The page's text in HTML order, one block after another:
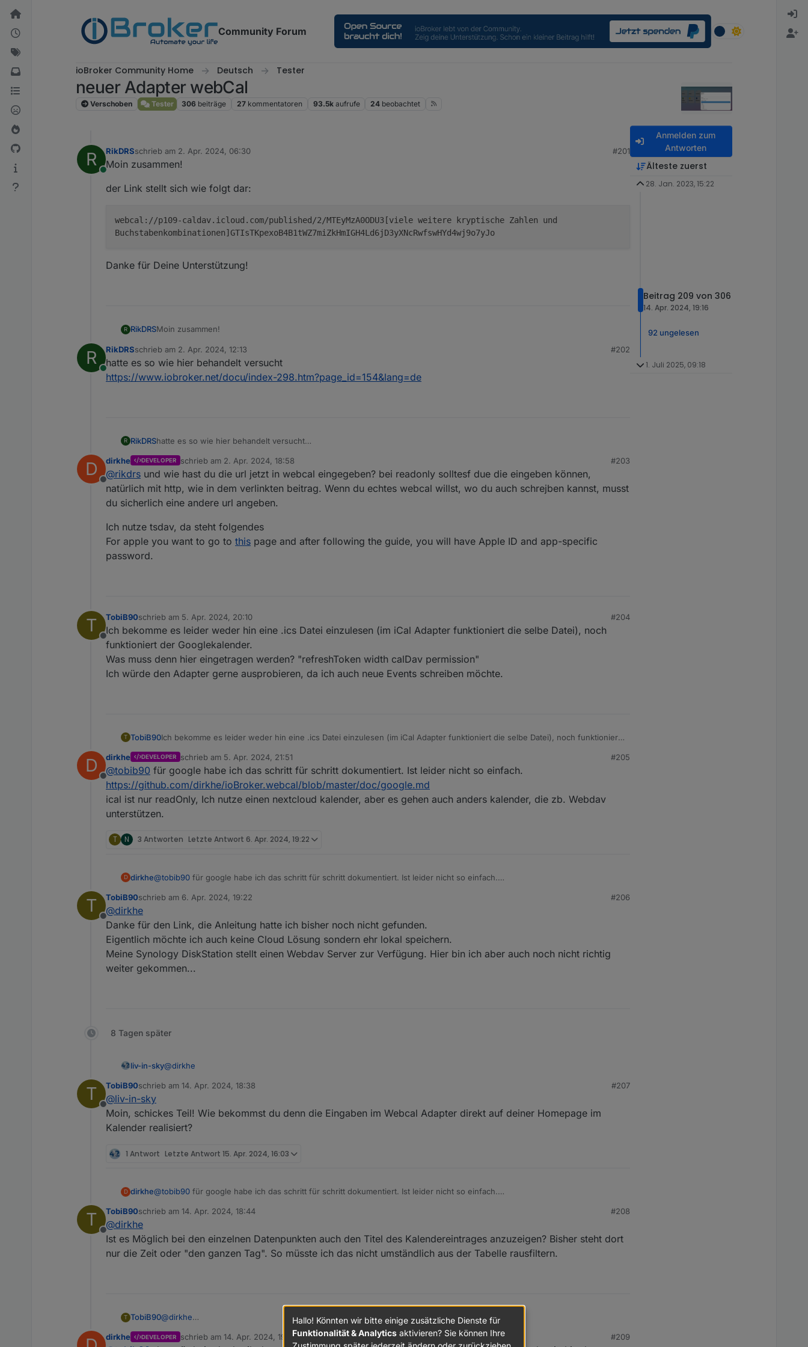
Weiter zum Inhalt
Community Forum
ioBroker Community Home Deutsch Tester
neuer Adapter webCal
Verschoben Tester 306 beiträge 27 kommentatoren 93.5k aufrufe 24 beobachtet
R
Online
RikDRSschrieb am 2. Apr. 2024, 06:30
zuletzt editiert von
#201
Moin zusammen!
der Link stellt sich wie folgt dar:
webcal://p109-caldav.icloud.com/published/2/MTEyMzA0ODU3[viele weitere kryptische Zahlen und
Buchstabenkombinationen]GTIsTKpexoB4B1tWZ7miZkHmIGH4Ld6jD3yXNcRwfswHYd4wj9o7yJo
Danke für Deine Unterstützung!
R RikDRSMoin zusammen!
der Link stellt sich wie folgt dar:
R
Online
RikDRSschrieb am 2. Apr. 2024, 12:13
zuletzt editiert von
#202
hatte es so wie hier behandelt versucht
https://www.iobroker.net/docu/index-298.htm?page_id=154&lang=de
R RikDRShatte es so wie hier behandelt versucht
D
Offline
dirkhe DEVELOPER schrieb am 2. Apr. 2024, 18:58
zuletzt editiert von
#203
@rikdrs und wie hast du die url jetzt in webcal eingegeben? bei readonly solltesf due die eingeben können,
natürlich mit http, wie in dem verlinkten beitrag. Wenn du echtes webcal willst, wo du auch schrejben kannst, musst
du sicherlich eine andere url angeben.
Ich nutze tsdav, da steht folgendes
For apple you want to go to this page and after following the guide, you will have Apple ID and app-specific
password.
T
Offline
TobiB90schrieb am 5. Apr. 2024, 20:10
zuletzt editiert von
#204
Ich bekomme es leider weder hin eine .ics Datei einzulesen (im iCal Adapter funktioniert die selbe Datei), noch
funktioniert der Googlekalender.
Was muss denn hier eingetragen werden? "refreshToken width calDav permission"
Ich würde den Adapter gerne ausprobieren, da ich auch neue Events schreiben möchte.
T TobiB90Ich bekomme es leider weder hin eine .ics Datei einzulesen (im iCal Adapter funktioniert die selbe Datei), noch funktioniert
Was muss denn hier eingetragen werden? "refreshToken width calDav permission"
Ich würde den Adapter gerne ausprobieren, da ich auch neue Events schreiben möchte.
D
Offline
dirkhe DEVELOPER schrieb am 5. Apr. 2024, 21:51
zuletzt editiert von
#205
@tobib90 für google habe ich das schritt für schritt dokumentiert. Ist leider nicht so einfach.
https://github.com/dirkhe/ioBroker.webcal/blob/master/doc/google.md
ical ist nur readOnly, Ich nutze einen nextcloud kalender, aber es gehen auch anders kalender, die zb. Webdav
unterstützen.
T N 3 Antworten Letzte Antwort 6. Apr. 2024, 19:22
D dirkhe@tobib90 für google habe ich das schritt für schritt dokumentiert. Ist leider nicht so einfach.
ical ist nur readOnly, Ich nutze einen nextcloud kalender, aber es gehen auch anders kalender, die zb. Webdav unterstützen.
T
Offline
TobiB90schrieb am 6. Apr. 2024, 19:22
zuletzt editiert von
#206
@dirkhe
Danke für den Link, die Anleitung hatte ich bisher noch nicht gefunden.
Eigentlich möchte ich auch keine Cloud Lösung sondern ehr lokal speichern.
Meine Synology DiskStation stellt einen Webdav Server zur Verfügung. Hier bin ich aber auch noch nicht richtig
weiter gekommen...
8 Tagen später
liv-in-sky@dirkhe
wollte mich nochmalbedanken
einträgen
T
Offline
TobiB90schrieb am 14. Apr. 2024, 18:38
zuletzt editiert von
#207
@liv-in-sky
Moin, schickes Teil! Wie bekommst du denn die Eingaben im Webcal Adapter direkt auf deiner Homepage im
Kalender realisiert?
1 Antwort Letzte Antwort 15. Apr. 2024, 16:03
D dirkhe@tobib90 für google habe ich das schritt für schritt dokumentiert. Ist leider nicht so einfach.
ical ist nur readOnly, Ich nutze einen nextcloud kalender, aber es gehen auch anders kalender, die zb. Webdav unterstützen.
T
Offline
TobiB90schrieb am 14. Apr. 2024, 18:44
zuletzt editiert von
#208
@dirkhe
Ist es Möglich bei den einzelnen Datenpunkten auch den Titel des Kalendereintrages anzuzeigen? Bisher steht dort
nur die Zeit oder "den ganzen Tag". So müsste ich das nicht umständlich aus der Tabelle rausfiltern.
T TobiB90@dirkhe
Ist es Möglich bei den einzelnen Datenpunkten auch den Titel des Kalendereintrages anzuzeigen? Bisher steht dort nur die
Zeit oder "den ganzen Tag". So müsste ich das nicht umständlich aus der Tabelle rausfiltern.
dirkhe DEVELOPER schrieb am 14. Apr. 2024, 19:16
zuletzt editiert von
#209
Anmelden zum
Antworten
Älteste zuerst
28. Jan. 2023, 15:22
Beitrag 209 von 306
14. Apr. 2024, 19:16
92 ungelesen
1. Juli 2025, 09:18
Hallo! Könnten wir bitte einige zusätzliche Dienste für
Funktionalität & Analytics aktivieren? Sie können Ihre